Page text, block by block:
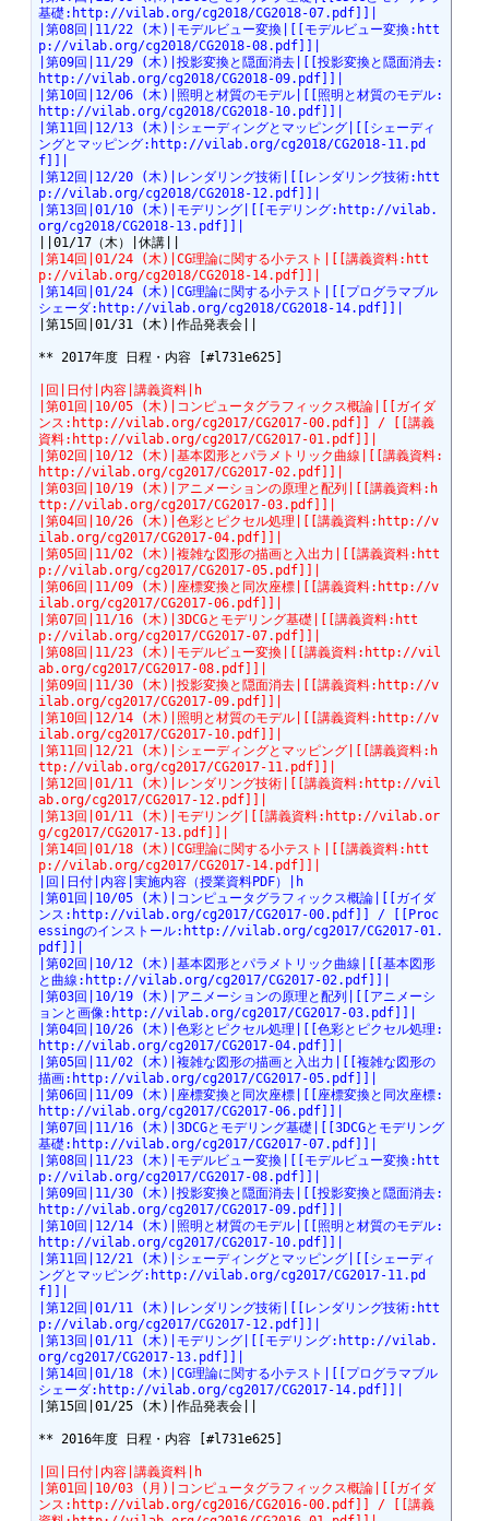
基礎:http://vilab.org/cg2018/CG2018-07.pdf]]|
|第08回|11/22 (木)|モデルビュー変換|[[モデルビュー変換:htt
p://vilab.org/cg2018/CG2018-08.pdf]]|
|第09回|11/29 (木)|投影変換と隠面消去|[[投影変換と隠面消去:
http://vilab.org/cg2018/CG2018-09.pdf]]|
|第10回|12/06 (木)|照明と材質のモデル|[[照明と材質のモデル:
http://vilab.org/cg2018/CG2018-10.pdf]]|
|第11回|12/13 (木)|シェーディングとマッピング|[[シェーディ
ングとマッピング:http://vilab.org/cg2018/CG2018-11.pd
f]]|
|第12回|12/20 (木)|レンダリング技術|[[レンダリング技術:htt
p://vilab.org/cg2018/CG2018-12.pdf]]|
|第13回|01/10 (木)|モデリング|[[モデリング:http://vilab.
org/cg2018/CG2018-13.pdf]]|
|第14回|01/24 (木)|CG理論に関する小テスト|[[講義資料:htt
p://vilab.org/cg2018/CG2018-14.pdf]]|
|第14回|01/24 (木)|CG理論に関する小テスト|[[プログラマブル
シェーダ:http://vilab.org/cg2018/CG2018-14.pdf]]|
|第15回|01/31 (木)|作品発表会||
** 2017年度 日程・内容 [#l731e625]
|回|日付|内容|講義資料|h
|第01回|10/05 (木)|コンピュータグラフィックス概論|[[ガイダ
ンス:http://vilab.org/cg2017/CG2017-00.pdf]] / [[講義
資料:http://vilab.org/cg2017/CG2017-01.pdf]]|
|第02回|10/12 (木)|基本図形とパラメトリック曲線|[[講義資料:
http://vilab.org/cg2017/CG2017-02.pdf]]|
|第03回|10/19 (木)|アニメーションの原理と配列|[[講義資料:h
ttp://vilab.org/cg2017/CG2017-03.pdf]]|
|第04回|10/26 (木)|色彩とピクセル処理|[[講義資料:http://v
ilab.org/cg2017/CG2017-04.pdf]]|
|第05回|11/02 (木)|複雑な図形の描画と入出力|[[講義資料:htt
p://vilab.org/cg2017/CG2017-05.pdf]]|
|第06回|11/09 (木)|座標変換と同次座標|[[講義資料:http://v
ilab.org/cg2017/CG2017-06.pdf]]|
|第07回|11/16 (木)|3DCGとモデリング基礎|[[講義資料:htt
p://vilab.org/cg2017/CG2017-07.pdf]]|
|第08回|11/23 (木)|モデルビュー変換|[[講義資料:http://vil
ab.org/cg2017/CG2017-08.pdf]]|
|第09回|11/30 (木)|投影変換と隠面消去|[[講義資料:http://v
ilab.org/cg2017/CG2017-09.pdf]]|
|第10回|12/14 (木)|照明と材質のモデル|[[講義資料:http://v
ilab.org/cg2017/CG2017-10.pdf]]|
|第11回|12/21 (木)|シェーディングとマッピング|[[講義資料:h
ttp://vilab.org/cg2017/CG2017-11.pdf]]|
|第12回|01/11 (木)|レンダリング技術|[[講義資料:http://vil
ab.org/cg2017/CG2017-12.pdf]]|
|第13回|01/11 (木)|モデリング|[[講義資料:http://vilab.or
g/cg2017/CG2017-13.pdf]]|
|第14回|01/18 (木)|CG理論に関する小テスト|[[講義資料:htt
p://vilab.org/cg2017/CG2017-14.pdf]]|
|回|日付|内容|実施内容（授業資料PDF）|h
|第01回|10/05 (木)|コンピュータグラフィックス概論|[[ガイダ
ンス:http://vilab.org/cg2017/CG2017-00.pdf]] / [[Proc
essingのインストール:http://vilab.org/cg2017/CG2017-01.
pdf]]|
|第02回|10/12 (木)|基本図形とパラメトリック曲線|[[基本図形
と曲線:http://vilab.org/cg2017/CG2017-02.pdf]]|
|第03回|10/19 (木)|アニメーションの原理と配列|[[アニメーシ
ョンと画像:http://vilab.org/cg2017/CG2017-03.pdf]]|
|第04回|10/26 (木)|色彩とピクセル処理|[[色彩とピクセル処理:
http://vilab.org/cg2017/CG2017-04.pdf]]|
|第05回|11/02 (木)|複雑な図形の描画と入出力|[[複雑な図形の
描画:http://vilab.org/cg2017/CG2017-05.pdf]]|
|第06回|11/09 (木)|座標変換と同次座標|[[座標変換と同次座標:
http://vilab.org/cg2017/CG2017-06.pdf]]|
|第07回|11/16 (木)|3DCGとモデリング基礎|[[3DCGとモデリング
基礎:http://vilab.org/cg2017/CG2017-07.pdf]]|
|第08回|11/23 (木)|モデルビュー変換|[[モデルビュー変換:htt
p://vilab.org/cg2017/CG2017-08.pdf]]|
|第09回|11/30 (木)|投影変換と隠面消去|[[投影変換と隠面消去:
http://vilab.org/cg2017/CG2017-09.pdf]]|
|第10回|12/14 (木)|照明と材質のモデル|[[照明と材質のモデル:
http://vilab.org/cg2017/CG2017-10.pdf]]|
|第11回|12/21 (木)|シェーディングとマッピング|[[シェーディ
ングとマッピング:http://vilab.org/cg2017/CG2017-11.pd
f]]|
|第12回|01/11 (木)|レンダリング技術|[[レンダリング技術:htt
p://vilab.org/cg2017/CG2017-12.pdf]]|
|第13回|01/11 (木)|モデリング|[[モデリング:http://vilab.
org/cg2017/CG2017-13.pdf]]|
|第14回|01/18 (木)|CG理論に関する小テスト|[[プログラマブル
シェーダ:http://vilab.org/cg2017/CG2017-14.pdf]]|
|第15回|01/25 (木)|作品発表会||
** 2016年度 日程・内容 [#l731e625]
|回|日付|内容|講義資料|h
|第01回|10/03 (月)|コンピュータグラフィックス概論|[[ガイダ
ンス:http://vilab.org/cg2016/CG2016-00.pdf]] / [[講義